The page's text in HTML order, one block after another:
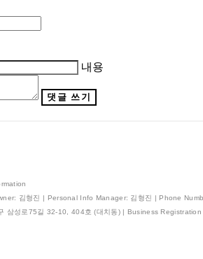
내용
댓글 쓰기
김형진 | Personal Info Manager: 김형진 | Phone
삼성로75길 32-10, 404호 (대치동) | Business Registration